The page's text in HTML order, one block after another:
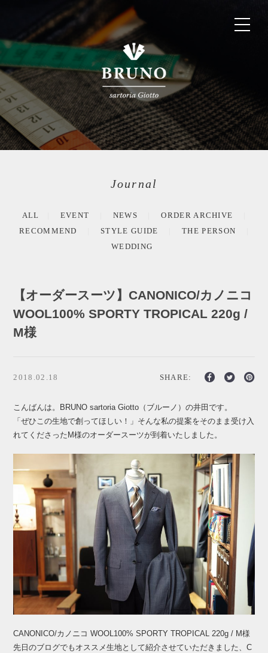
Journal
ALL EVENT NEWS
ORDER ARCHIVE
RECOMMEND
STYLE GUIDE
THE PERSON
WEDDING
【オーダースーツ】CANONICO/カノニコ
WOOL100% SPORTY TROPICAL 220g /
M様
2018.02.18 SHARE:
こんばんは。BRUNO sartoria Giotto（ブルーノ）の井田です。
「ぜひこの生地で創ってほしい！」そんな私の提案をそのまま受け入
れてくださったM様のオーダースーツが到着いたしました。
CANONICO/カノニコ WOOL100% SPORTY TROPICAL 220g / M様
先日のブログでもオススメ生地として紹介させていただきました、C